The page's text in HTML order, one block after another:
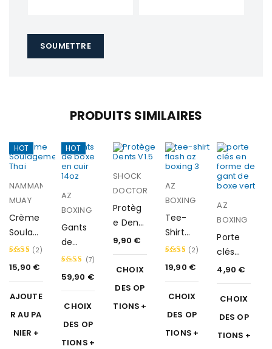
PRODUITS SIMILAIRES
HOT
NAMMAN
MUAY
Crème
Soulag
ement
Note
5.00
sur 5
(2)
15,90 €
AJOUTE
R AU PA
NIER
HOT
AZ
BOXING
Gants
de
boxe
Note
4.57
sur 5
(7)
59,90 €
CHOIX
DES OP
TIONS
SHOCK
DOCTOR
Protèg
e Dents
V1.5
9,90 €
CHOIX
DES OP
TIONS
AZ
BOXING
Tee-
Shirt
Flash
Note
5.00
sur 5
(2)
19,90 €
CHOIX
DES OP
TIONS
AZ
BOXING
Porte
clés
gant
de
boxe
4,90 €
CHOIX
DES OP
TIONS